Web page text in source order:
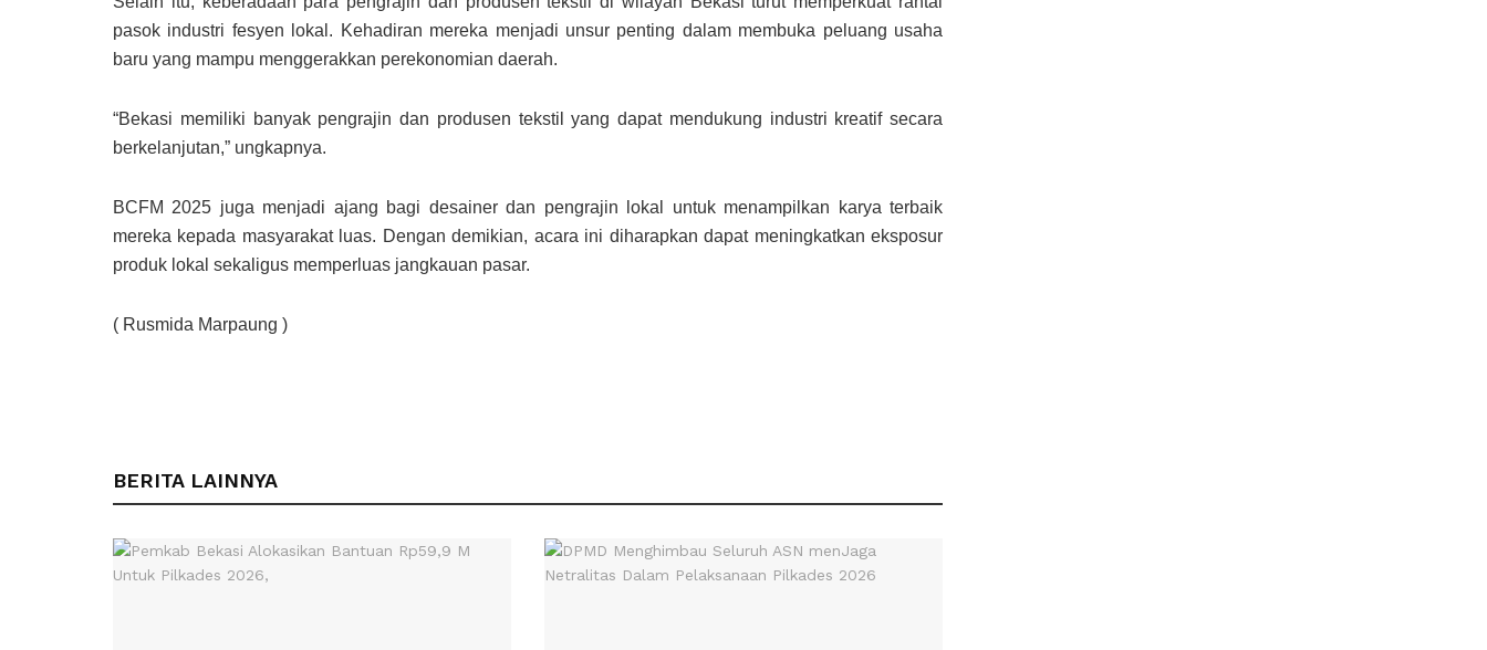
pasok industri fesyen lokal. Kehadiran mereka menjadi unsur penting dalam membuka peluang usaha
baru yang mampu menggerakkan perekonomian daerah.
“Bekasi memiliki banyak pengrajin dan produsen tekstil yang dapat mendukung industri kreatif secara
berkelanjutan,” ungkapnya.
BCFM 2025 juga menjadi ajang bagi desainer dan pengrajin lokal untuk menampilkan karya terbaik
mereka kepada masyarakat luas. Dengan demikian, acara ini diharapkan dapat meningkatkan eksposur
produk lokal sekaligus memperluas jangkauan pasar.
( Rusmida Marpaung )
BERITA LAINNYA